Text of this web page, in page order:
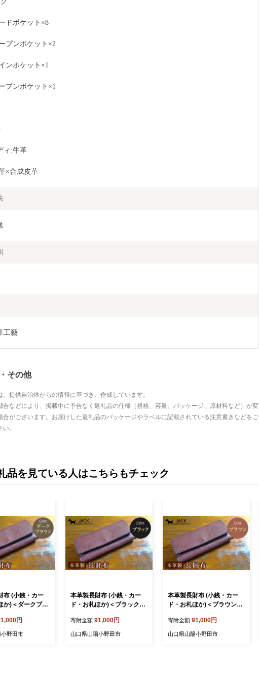
ドポケット×8
プンポケット×2
ンポケット×1
プンポケット×1
ィ:牛革
×合成皮革
工藝
その他
、提供自治体からの情報に基づき、作成しています。
合などにより、掲載中に予告なく返礼品の仕様（規格、容量、パッケージ、原材料など）が変
合がございます。お届けした返礼品のパッケージやラベルに記載されている注意書きなどをご
。
品を見ている人はこちらもチェック
布 (小銭・カー
か)＜ダークブラ
ザー 革製品 贈
ダークブラウン
円
野田市
本革製長財布 (小銭・カー
ド・お札ほか)＜ブラック＞
財布 長財布 ウォレット 本
革 レザー 革製品 贈り物 ギ
寄附金額 91,000円
山口県山陽小野田市
本革製長財布 (小銭・カー
ド・お札ほか)＜ブラウン＞
財布 長財布 ウォレット 本
革 レザー 革製品 贈り物 ギ
寄附金額 91,000円
山口県山陽小野田市